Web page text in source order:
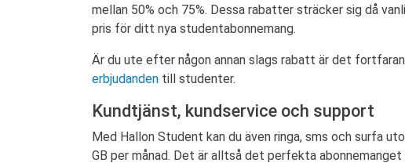
mellan 50% och 75%. Dessa rabatter sträcker sig då
pris för ditt nya studentabonnemang.
Är du ute efter någon annan slags rabatt är det
erbjudanden till studenter.
Kundtjänst, kundservice och support
Med Hallon Student kan du även ringa, sms och surfa
GB per månad. Det är alltså det perfekta